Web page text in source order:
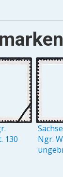
130
Ngr.